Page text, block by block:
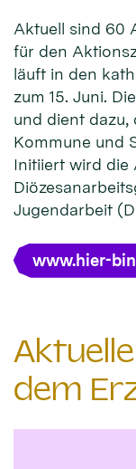
Aktuell sind 60
für den
läuft in den
zum 15. Juni.
und dient dazu,
Kommune und
Initiiert wird die
Jugendarbeit
www.hier-
dem